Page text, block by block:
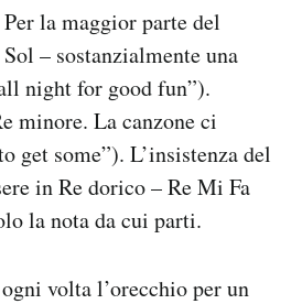
la maggior parte del
– sostanzialmente una
night for good fun”).
minore. La canzone ci
get some”). L’insistenza del
in Re dorico – Re Mi Fa
la nota da cui parti.
volta l’orecchio per un